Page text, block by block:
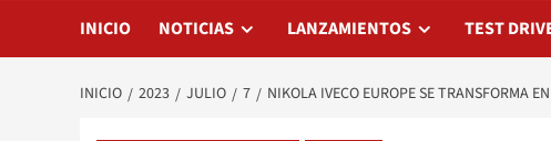
INICIO NOTICIAS LANZAMIENTOS TEST
INICIO 2023 JULIO 7 NIKOLA IVECO EUROPE SE TRANSFORMA